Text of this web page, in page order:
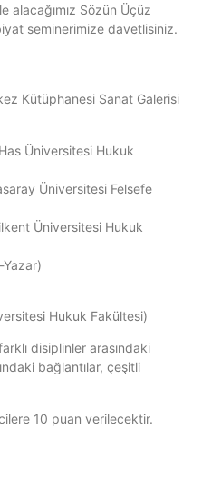
alacağımız Sözün Üçüz
seminerimize davetlisiniz.
Kütüphanesi Sanat Galerisi
Üniversitesi Hukuk
Üniversitesi Felsefe
Üniversitesi Hukuk
Yazar)
Hukuk Fakültesi)
disiplinler arasındaki
bağlantılar, çeşitli
10 puan verilecektir.